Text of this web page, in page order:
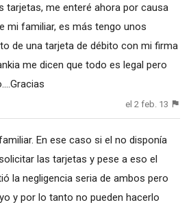
tarjetas, me enteré ahora por causa
mi familiar, es más tengo unos
de una tarjeta de débito con mi firma
me dicen que todo es legal pero
el 2 feb. 13
En ese caso si el no disponía
las tarjetas y pese a eso el
la negligencia seria de ambos pero
y por lo tanto no pueden hacerlo